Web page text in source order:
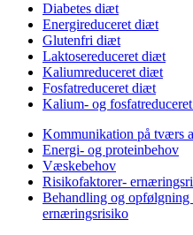
Diabetes diæt
Energireduceret diæt
Glutenfri diæt
Laktosereduceret diæt
Kaliumreduceret diæt
Fosfatreduceret diæt
Kalium- og
Kommunikation på tværs
Energi- og proteinbehov
Væskebehov
Risikofaktorer-
Behandling og opfølgning
ernæringsrisiko